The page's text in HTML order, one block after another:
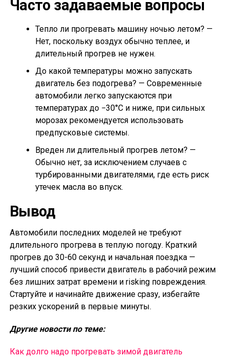
Часто задаваемые вопросы
Тепло ли прогревать машину ночью летом? —
Нет, поскольку воздух обычно теплее, и
длительный прогрев не нужен.
До какой температуры можно запускать
двигатель без подогрева? — Современные
автомобили легко запускаются при
температурах до −30°C и ниже, при сильных
морозах рекомендуется использовать
предпусковые системы.
Вреден ли длительный прогрев летом? —
Обычно нет, за исключением случаев с
турбированными двигателями, где есть риск
утечек масла во впуск.
Вывод
Автомобили последних моделей не требуют
длительного прогрева в теплую погоду. Краткий
прогрев до 30-60 секунд и начальная поездка —
лучший способ привести двигатель в рабочий режим
без лишних затрат времени и risking повреждения.
Стартуйте и начинайте движение сразу, избегайте
резких ускорений в первые минуты.
Другие новости по теме:
Как долго надо прогревать зимой двигатель